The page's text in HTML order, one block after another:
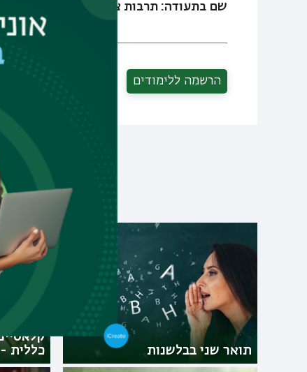
שם בתעודה: תרבות צרפת דו-חוגי מובנה עם
הרשמה ללימודים
תואר שני בבלשנות
תואר
כללית -